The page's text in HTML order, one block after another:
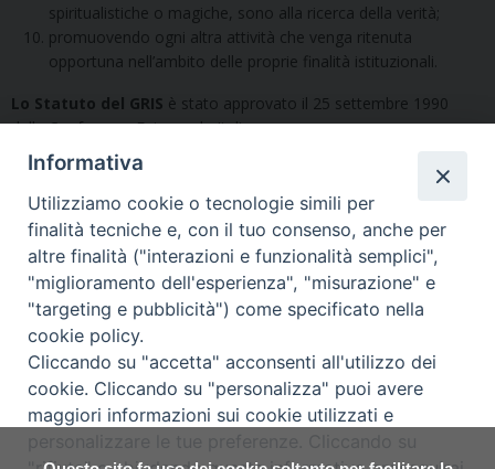
spiritualistiche o magiche, sono alla ricerca della verità;
promuovendo ogni altra attività che venga ritenuta
opportuna nell’ambito delle proprie finalità istituzionali.
Lo Statuto del GRIS è stato approvato il 25 settembre 1990
dalla Conferenza Episcopale Italiana.
La sede nazionale del GRIS è in via del Monte 5 – 40126 Bologna,
Italia. Tel.: 051 260011
Per approfondire:
Sito web del GRIS nazionale:www.gris.org
Copyright © Arcidiocesi di Udine
Informativa
Utilizziamo cookie o tecnologie simili per
finalità tecniche e, con il tuo consenso, anche per
altre finalità ("interazioni e funzionalità semplici",
"miglioramento dell'esperienza", "misurazione" e
"targeting e pubblicità") come specificato nella
cookie policy.
Cliccando su "accetta" acconsenti all'utilizzo dei
cookie. Cliccando su "personalizza" puoi avere
maggiori informazioni sui cookie utilizzati e